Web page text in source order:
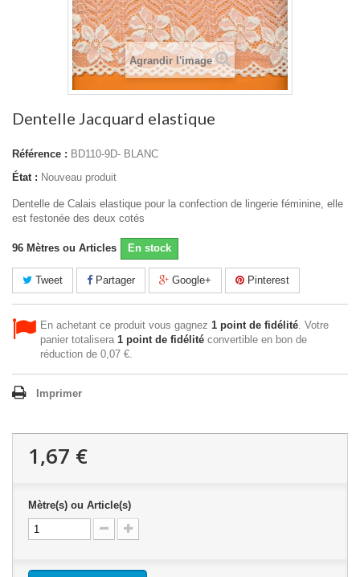
Agrandir l'image
Dentelle Jacquard elastique
Référence : BD110-9D- BLANC
État : Nouveau produit
Dentelle de Calais elastique pour la confection de lingerie féminine, elle
est festonée des deux cotés
96 Mètres ou Articles En stock
Tweet Partager Google+ Pinterest
En achetant ce produit vous gagnez 1 point de fidélité. Votre
panier totalisera 1 point de fidélité convertible en bon de
réduction de 0,07 €.
Imprimer
1,67 €
Mètre(s) ou Article(s)